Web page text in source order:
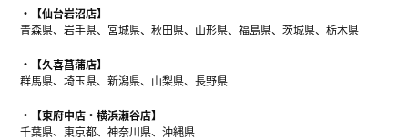
【仙台岩沼店】
青森県、岩手県、宮城県、秋田県、山形県、福島県、茨城県、栃木県
【久喜菖蒲店】
群馬県、埼玉県、新潟県、山梨県、長野県
【東府中店・横浜瀬谷店】
千葉県、東京都、神奈川県、沖縄県